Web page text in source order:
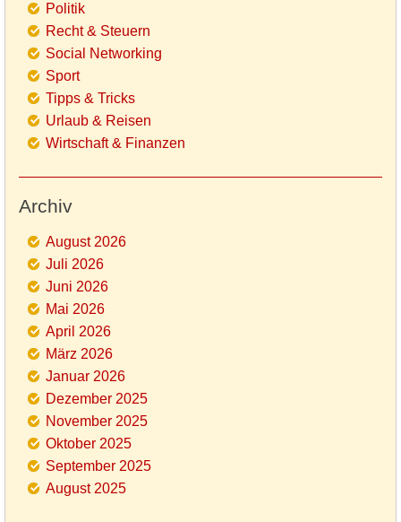
Politik
Recht & Steuern
Social Networking
Sport
Tipps & Tricks
Urlaub & Reisen
Wirtschaft & Finanzen
Archiv
August 2026
Juli 2026
Juni 2026
Mai 2026
April 2026
März 2026
Januar 2026
Dezember 2025
November 2025
Oktober 2025
September 2025
August 2025